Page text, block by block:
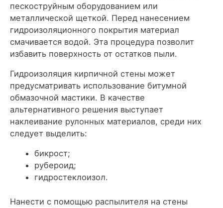
пескоструйным оборудованием или
металлической щеткой. Перед нанесением
гидроизоляционного покрытия материал
смачивается водой. Эта процедура позволит
избавить поверхность от остатков пыли.
Гидроизоляция кирпичной стены может
предусматривать использование битумной
обмазочной мастики. В качестве
альтернативного решения выступает
наклеивание рулонных материалов, среди них
следует выделить:
бикрост;
рубероид;
гидростеклоизол.
Нанести с помощью распылителя на стены